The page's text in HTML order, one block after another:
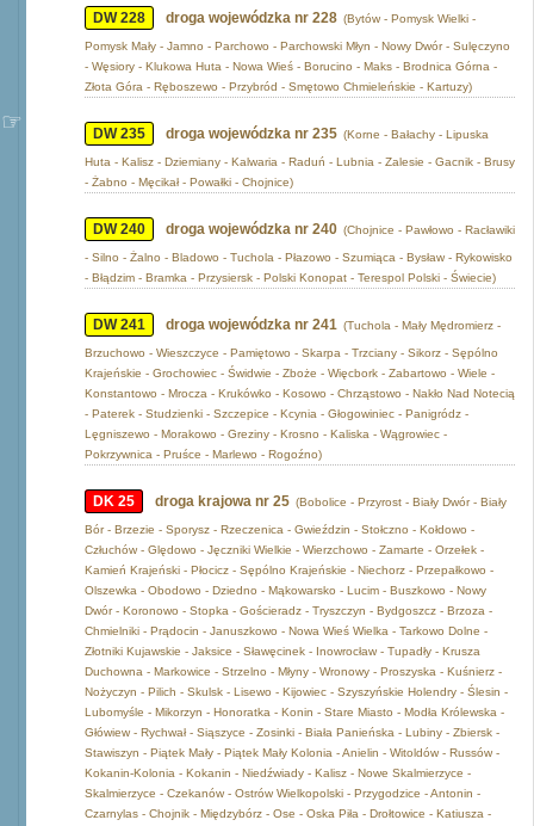
DW 228 droga wojewódzka nr 228 (Bytów - Pomysk Wielki -
Pomysk Mały - Jamno - Parchowo - Parchowski Młyn - Nowy Dwór - Sulęczyno
- Węsiory - Klukowa Huta - Nowa Wieś - Borucino - Maks - Brodnica Górna -
Złota Góra - Ręboszewo - Przybród - Smętowo Chmieleńskie - Kartuzy)
DW 235 droga wojewódzka nr 235 (Korne - Bałachy - Lipuska
Huta - Kalisz - Dziemiany - Kalwaria - Raduń - Lubnia - Zalesie - Gacnik - Brusy
- Żabno - Męcikał - Powałki - Chojnice)
DW 240 droga wojewódzka nr 240 (Chojnice - Pawłowo - Racławiki
- Silno - Żalno - Bladowo - Tuchola - Płazowo - Szumiąca - Bysław - Rykowisko
- Błądzim - Bramka - Przysiersk - Polski Konopat - Terespol Polski - Świecie)
DW 241 droga wojewódzka nr 241 (Tuchola - Mały Mędromierz -
Brzuchowo - Wieszczyce - Pamiętowo - Skarpa - Trzciany - Sikorz - Sępólno
Krajeńskie - Grochowiec - Świdwie - Zboże - Więcbork - Zabartowo - Wiele -
Konstantowo - Mrocza - Krukówko - Kosowo - Chrząstowo - Nakło Nad Notecią
- Paterek - Studzienki - Szczepice - Kcynia - Głogowiniec - Panigródz -
Lęgniszewo - Morakowo - Greziny - Krosno - Kaliska - Wągrowiec -
Pokrzywnica - Pruśce - Marlewo - Rogoźno)
DK 25 droga krajowa nr 25 (Bobolice - Przyrost - Biały Dwór - Biały
Bór - Brzezie - Sporysz - Rzeczenica - Gwieździn - Stołczno - Kołdowo -
Człuchów - Ględowo - Jęczniki Wielkie - Wierzchowo - Zamarte - Orzełek -
Kamień Krajeński - Płocicz - Sępólno Krajeńskie - Niechorz - Przepałkowo -
Olszewka - Obodowo - Dziedno - Mąkowarsko - Lucim - Buszkowo - Nowy
Dwór - Koronowo - Stopka - Gościeradz - Tryszczyn - Bydgoszcz - Brzoza -
Chmielniki - Prądocin - Januszkowo - Nowa Wieś Wielka - Tarkowo Dolne -
Złotniki Kujawskie - Jaksice - Sławęcinek - Inowrocław - Tupadły - Krusza
Duchowna - Markowice - Strzelno - Młyny - Wronowy - Proszyska - Kuśnierz -
Nożyczyn - Pilich - Skulsk - Lisewo - Kijowiec - Szyszyńskie Holendry - Ślesin -
Lubomyśle - Mikorzyn - Honoratka - Konin - Stare Miasto - Modła Królewska -
Główiew - Rychwał - Siąszyce - Zosinki - Biała Panieńska - Lubiny - Zbiersk -
Stawiszyn - Piątek Mały - Piątek Mały Kolonia - Anielin - Witoldów - Russów -
Kokanin-Kolonia - Kokanin - Niedźwiady - Kalisz - Nowe Skalmierzyce -
Skalmierzyce - Czekanów - Ostrów Wielkopolski - Przygodzice - Antonin -
Czarnylas - Chojnik - Międzybórz - Ose - Oska Piła - Drołtowice - Katiusza -